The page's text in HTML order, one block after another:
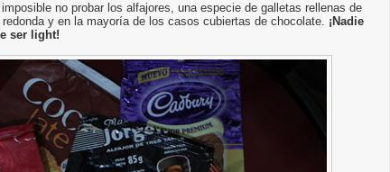
no probar los alfajores, una especie de galletas rellenas de
y en la mayoría de los casos cubiertas de chocolate. ¡Nadie
ser light!